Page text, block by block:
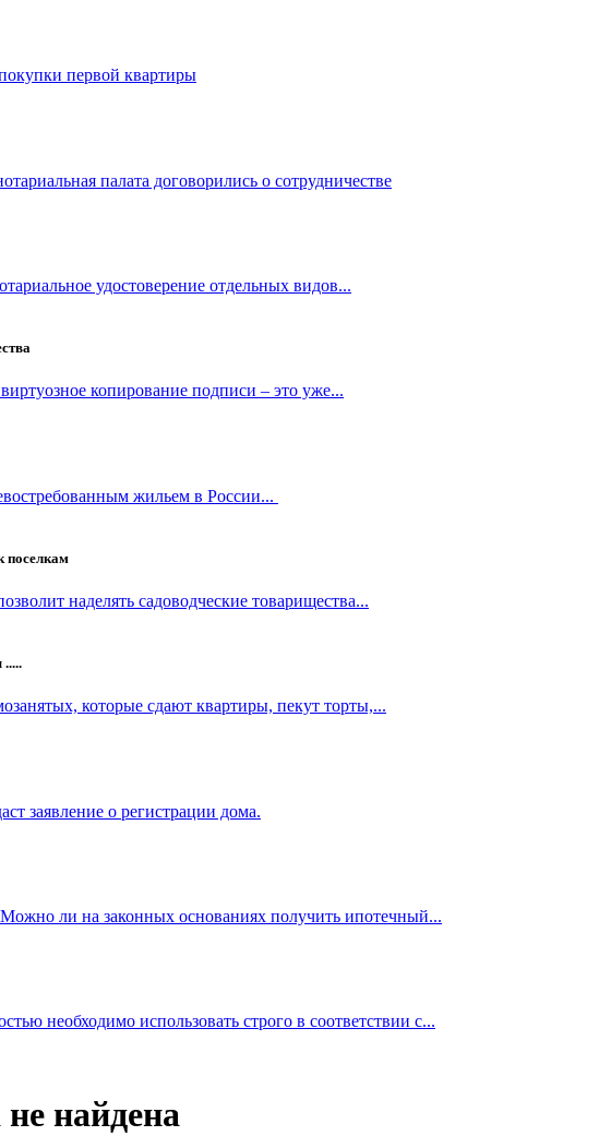
первой квартиры
палата договорились о сотрудничестве
удостоверение отдельных видов...
копирование подписи – это уже...
жильем в России...
поселкам
наделять садоводческие товарищества...
.....
которые сдают квартиры, пекут торты,...
заявление о регистрации дома.
ли на законных основаниях получить ипотечный...
необходимо использовать строго в соответствии с...
найдена